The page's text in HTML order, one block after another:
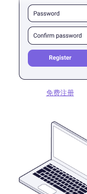
免费注册